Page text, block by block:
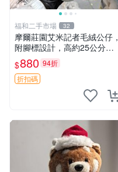
福和二手市場 32
摩爾莊園艾米記者毛絨公仔，
附腳標設計，高約25公分，
全新未拆封，限量珍藏。艾米
記者 毛絨公仔 超萌玩偶
$880 94折
折扣碼